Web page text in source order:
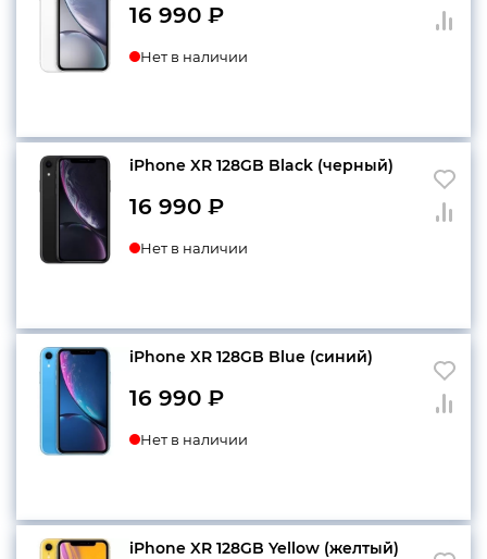
16 990 ₽
Нет в наличии
iPhone XR 128GB Black (черный)
16 990 ₽
Нет в наличии
iPhone XR 128GB Blue (синий)
16 990 ₽
Нет в наличии
iPhone XR 128GB Yellow (желтый)